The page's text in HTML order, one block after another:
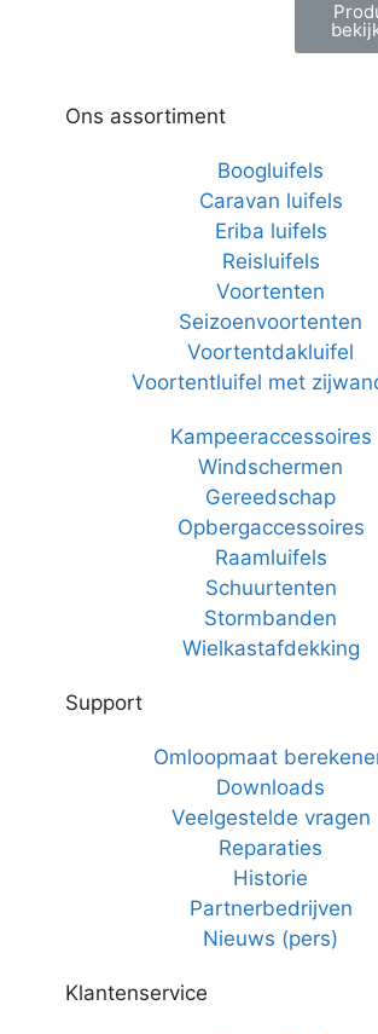
Ons assortiment
Boogluifels
Caravan luifels
Eriba luifels
Reisluifels
Voortenten
Seizoenvoortenten
Voortentdakluifel
Voortentluifel met
Kampeeraccessoires
Windschermen
Gereedschap
Opbergaccessoires
Raamluifels
Schuurtenten
Stormbanden
Wielkastafdekking
Support
Omloopmaat
Downloads
Veelgestelde vragen
Reparaties
Historie
Partnerbedrijven
Nieuws (pers)
Klantenservice